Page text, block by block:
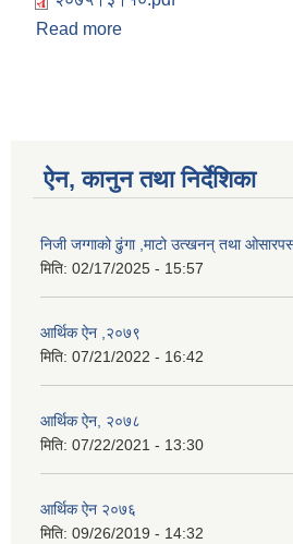
Read more
ऐन, कानुन तथा निर्देशिका
निजी जग्गाको ढुंगा ,माटो उत्खनन् तथा
मिति: 02/17/2025 - 15:57
आर्थिक ऐन ,२०७९
मिति: 07/21/2022 - 16:42
आर्थिक ऐन, २०७८
मिति: 07/22/2021 - 13:30
आर्थिक ऐन २०७६
मिति: 09/26/2019 - 14:32